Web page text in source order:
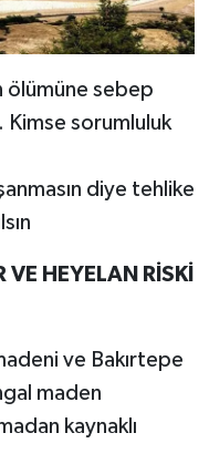
ölümüne sebep
sorumluluk
diye tehlike
VE HEYELAN RİSKİ
ve Bakırtepe
maden
kaynaklı